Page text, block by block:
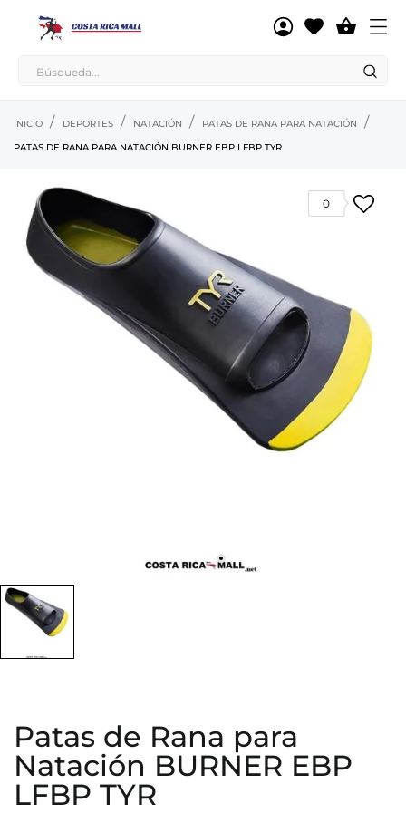

INICIO DEPORTES NATACIÓN
PATAS DE RANA PARA NATACIÓN
PATAS DE RANA PARA NATACIÓN BURNER EBP LFBP TYR
0
Patas de Rana para
Natación BURNER EBP
LFBP TYR